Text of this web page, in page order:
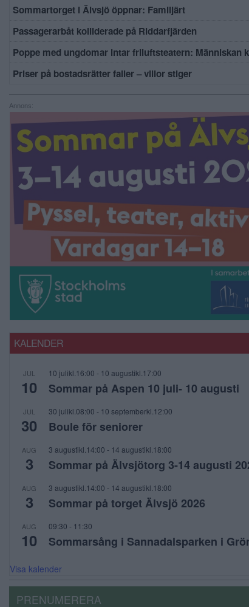
Sommartorget i Älvsjö öppnar: Familjärt
Passagerarbåt kolliderade på Riddarfjärden
Poppe med ungdomar intar friluftsteatern: Människan
Priser på bostadsrätter faller – villor stiger
Annons:
KALENDER
JUL
10
10 julikl.16:00 - 10 augustikl.17:00
Sommar på Aspen 10 juli- 10 augusti
JUL
30
30 julikl.08:00 - 10 septemberkl.12:00
Boule för seniorer
AUG
3
3 augustikl.14:00 - 14 augustikl.18:00
Sommar på Älvsjötorg 3-14 augusti
AUG
3
3 augustikl.14:00 - 14 augustikl.18:00
Sommar på torget Älvsjö 2026
AUG
10
09:30 - 11:30
Sommarsång i Sannadalsparken i
Visa kalender
PRENUMERERA